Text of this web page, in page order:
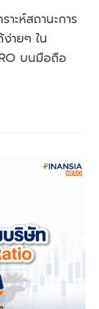
าะห์สถานะการ
ายๆ ใน
บนมือถือ